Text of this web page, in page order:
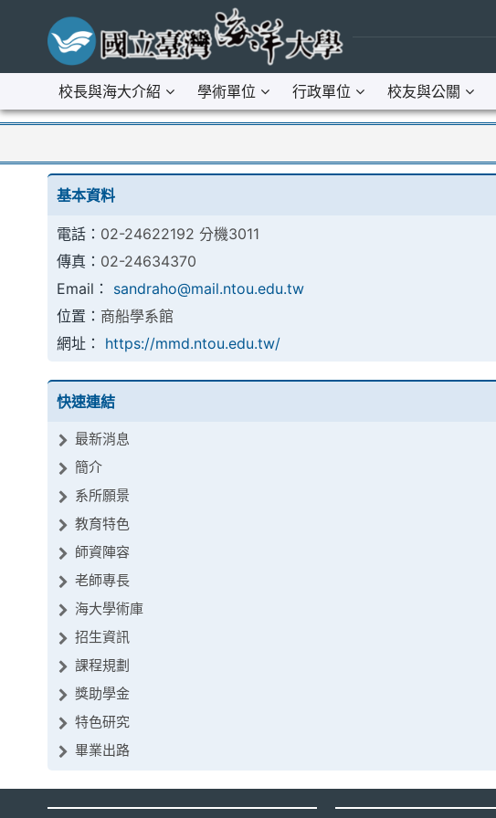
校長與海大介紹
學術單位 行政單位 校友與公關
基本資料
電話： 02-24622192 分機3011
傳真： 02-24634370
Email：
sandraho@mail.ntou.edu.tw
位置： 商船學系館
網址：
https://mmd.ntou.edu.tw/
快速連結
最新消息
簡介
系所願景
教育特色
師資陣容
老師專長
海大學術庫
招生資訊
課程規劃
獎助學金
特色研究
畢業出路